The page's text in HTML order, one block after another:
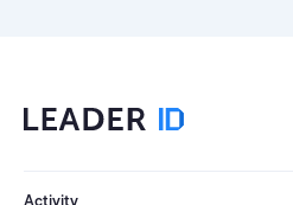
Activity